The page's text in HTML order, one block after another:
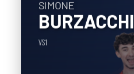
SIMONE
BURZACCHI
VS1